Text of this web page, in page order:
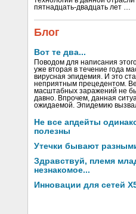
пятнадцать-двадцать лет …
Блог
Вот те два...
Поводом для написания
уже вторая в течение года
вирусная эпидемия. И это
неприятным прецедентом.
масштабных заражений не
давно. Впрочем, данная
ожидаемой. Эпидемию
Не все апдейты
полезны
Утечки бывают
Здравствуй, племя
незнакомое...
Инновации для сетей